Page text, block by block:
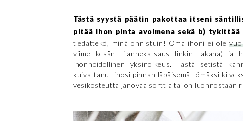
Tästä syystä päätin pakottaa itseni
pitää ihon pinta avoimena sekä b)
tiedättekö, minä onnistuin! Oma ihoni ei ole
viime kesän tilannekatsaus linkin takana) ja
ihonhoidollinen yksinoikeus. Tästä setistä
kuivattanut ihosi pinnan läpäisemättömäksi
vesikosteutta janovaa sorttia tai on luonnostaan